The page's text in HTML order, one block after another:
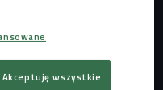
na XIII
znawców i
Akceptuję wszystkie